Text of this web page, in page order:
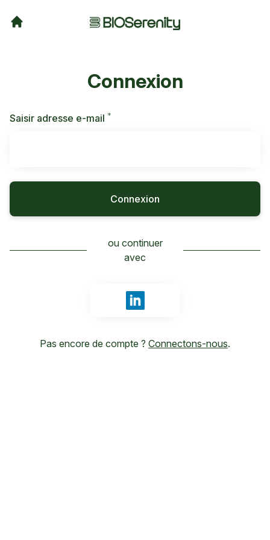
Connexion
Saisir adresse e-mail *
Connexion
ou continuer
avec
Se connecter avec LinkedIn
Pas encore de compte ? Connectons-nous.